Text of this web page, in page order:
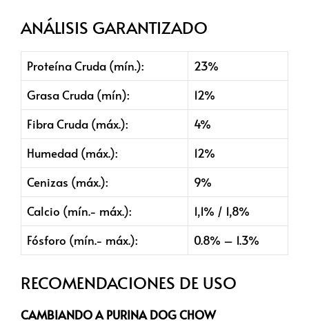
ANÁLISIS GARANTIZADO
Proteína Cruda (mín.):
23%
Grasa Cruda (mín):
12%
Fibra Cruda (máx.):
4%
Humedad (máx.):
12%
Cenizas (máx.):
9%
Calcio (mín.- máx.):
1,1% / 1,8%
Fósforo (mín.- máx.):
0.8% – 1.3%
RECOMENDACIONES DE USO
CAMBIANDO A PURINA DOG CHOW